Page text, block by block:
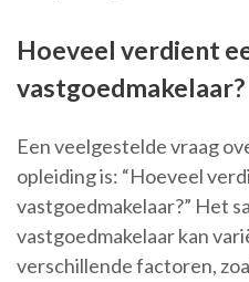
Hoeveel verdient
vastgoedmakelaar?
Een veelgestelde vraag
opleiding is: “Hoeveel
vastgoedmakelaar?” Het
vastgoedmakelaar kan
verschillende factoren,